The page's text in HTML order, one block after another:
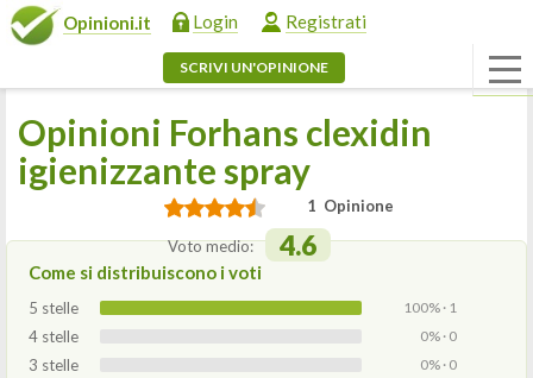
Opinioni.it Login Registrati
SCRIVI UN'OPINIONE
Opinioni Forhans clexidin
igienizzante spray
1 Opinione
Voto medio: 4.6
Come si distribuiscono i voti
5 stelle 100% · 1
4 stelle 0% · 0
3 stelle 0% · 0